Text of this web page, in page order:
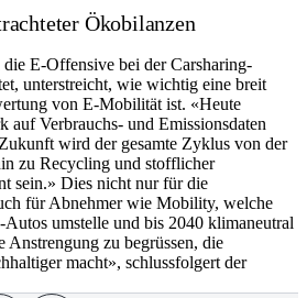
Ökobilanzen
E-Offensive bei der Carsharing-
unterstreicht, wie wichtig eine breit
von E-Mobilität ist. «Heute
auf Verbrauchs- und Emissionsdaten
wird der gesamte Zyklus von der
zu Recycling und stofflicher
sein.» Dies nicht nur für die
für Abnehmer wie Mobility, welche
umstelle und bis 2040 klimaneutral
Anstrengung zu begrüssen, die
macht», schlussfolgert der